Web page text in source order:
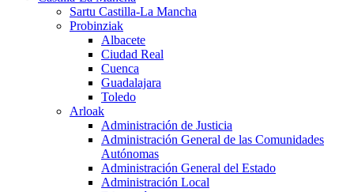
Sartu Castilla-La Mancha
Probinziak
Albacete
Ciudad Real
Cuenca
Guadalajara
Toledo
Arloak
Administración de Justicia
Administración General de las Comunidades
Autónomas
Administración General del Estado
Administración Local